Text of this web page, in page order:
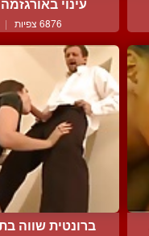
עינוי
6876 צפיות |
ברונטית שווה